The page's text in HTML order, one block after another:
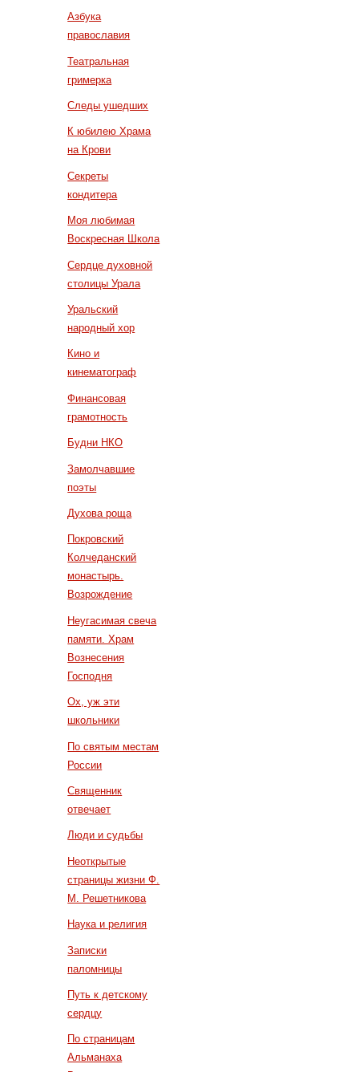
Азбука
православия
Театральная
гримерка
Следы ушедших
К юбилею Храма
на Крови
Секреты
кондитера
Моя любимая
Воскресная Школа
Сердце духовной
столицы Урала
Уральский
народный хор
Кино и
кинематограф
Финансовая
грамотность
Будни НКО
Замолчавшие
поэты
Духова роща
Покровский
Колчеданский
монастырь.
Возрождение
Неугасимая свеча
памяти. Храм
Вознесения
Господня
Ох, уж эти
школьники
По святым местам
России
Священник
отвечает
Люди и судьбы
Неоткрытые
страницы жизни Ф.
М. Решетникова
Наука и религия
Записки
паломницы
Путь к детскому
сердцу
По страницам
Альманаха